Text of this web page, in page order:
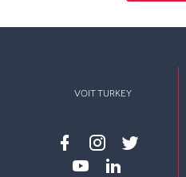
VOIT TURKEY
Facebook
instagram
twitter